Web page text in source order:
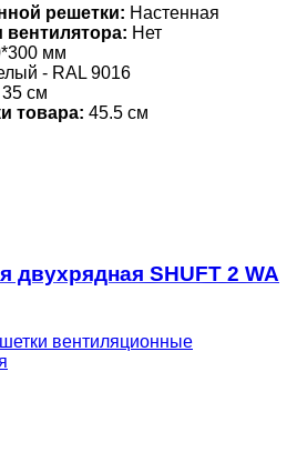
решетки: Настенная
вентилятора: Нет
мм
- RAL 9016
35 см
товара: 45.5 см
двухрядная SHUFT 2 WA
вентиляционные